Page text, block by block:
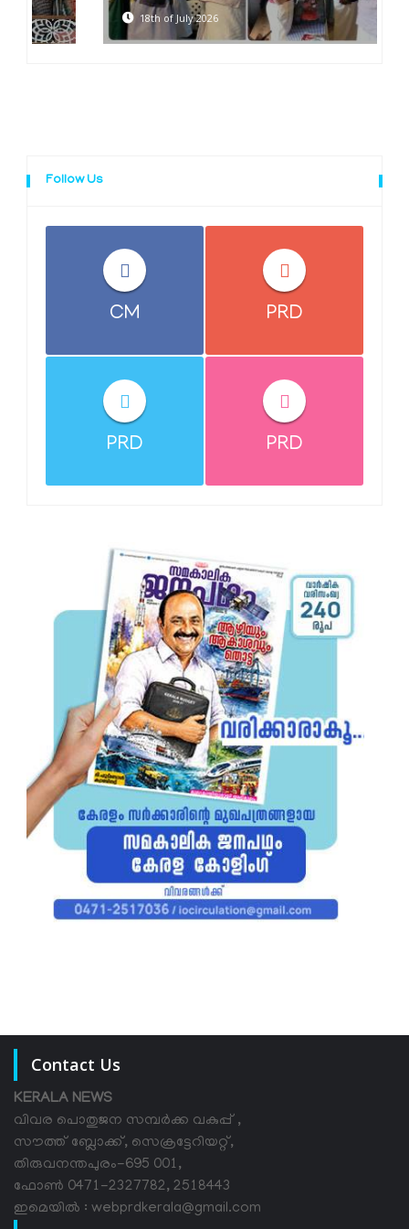
18th of July 2026
Follow Us
CM PRD
PRD PRD
Contact Us
KERALA NEWS
വിവര പൊതുജന സമ്പര്‍ക്ക വകുപ്പ് ,
സൗത്ത് ബ്ലോക്ക്, സെക്രട്ടേറിയറ്റ്,
തിരുവനന്തപുരം-695 001,
ഫോൺ 0471-2327782, 2518443
ഇമെയിൽ : webprdkerala@gmail.com